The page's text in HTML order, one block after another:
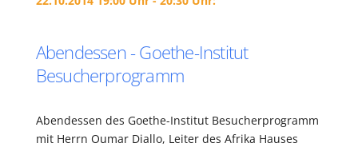
Abendessen - Goethe-Institut
Besucherprogramm
Abendessen des Goethe-Institut Besucherprogramm
mit Herrn Oumar Diallo, Leiter des Afrika Hauses